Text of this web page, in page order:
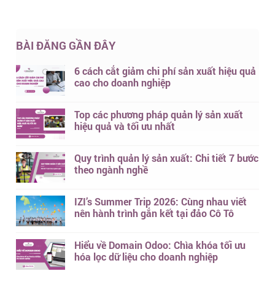
BÀI ĐĂNG GẦN ĐÂY
6 cách cắt giảm chi phí sản xuất hiệu quả
cao cho doanh nghiệp
Top các phương pháp quản lý sản xuất
hiệu quả và tối ưu nhất
Quy trình quản lý sản xuất: Chi tiết 7 bước
theo ngành nghề
IZI’s Summer Trip 2026: Cùng nhau viết
nên hành trình gắn kết tại đảo Cô Tô
Hiểu về Domain Odoo: Chìa khóa tối ưu
hóa lọc dữ liệu cho doanh nghiệp